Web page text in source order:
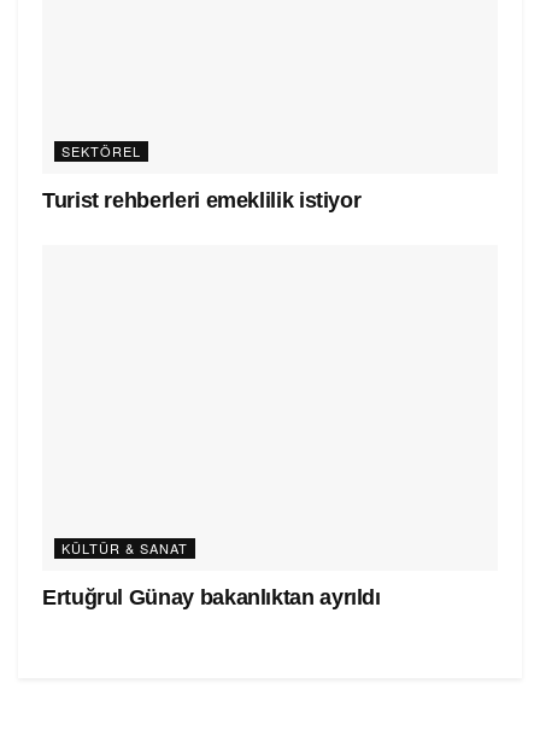
SEKTÖREL
Turist rehberleri emeklilik istiyor
KÜLTÜR & SANAT
Ertuğrul Günay bakanlıktan ayrıldı